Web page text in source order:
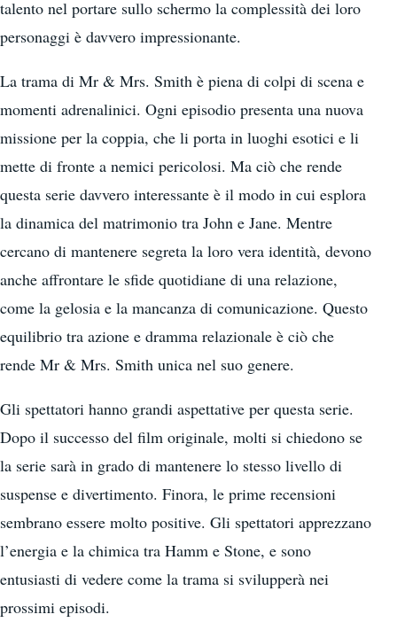
talento nel portare sullo schermo la complessità dei loro
personaggi è davvero impressionante.
La trama di Mr & Mrs. Smith è piena di colpi di scena e
momenti adrenalinici. Ogni episodio presenta una nuova
missione per la coppia, che li porta in luoghi esotici e li
mette di fronte a nemici pericolosi. Ma ciò che rende
questa serie davvero interessante è il modo in cui esplora
la dinamica del matrimonio tra John e Jane. Mentre
cercano di mantenere segreta la loro vera identità, devono
anche affrontare le sfide quotidiane di una relazione,
come la gelosia e la mancanza di comunicazione. Questo
equilibrio tra azione e dramma relazionale è ciò che
rende Mr & Mrs. Smith unica nel suo genere.
Gli spettatori hanno grandi aspettative per questa serie.
Dopo il successo del film originale, molti si chiedono se
la serie sarà in grado di mantenere lo stesso livello di
suspense e divertimento. Finora, le prime recensioni
sembrano essere molto positive. Gli spettatori apprezzano
l’energia e la chimica tra Hamm e Stone, e sono
entusiasti di vedere come la trama si svilupperà nei
prossimi episodi.